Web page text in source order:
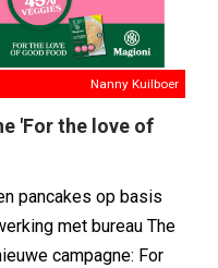
Nanny Kuilboer
'For the love of
pancakes op basis
met bureau The
campagne: For